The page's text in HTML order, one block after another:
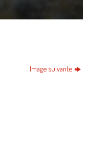
Image suivante